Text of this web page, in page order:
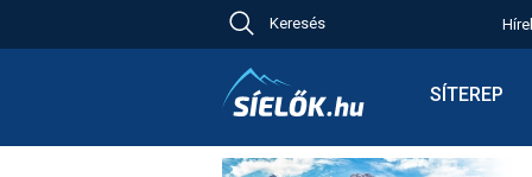
Keresés
SÍTEREP